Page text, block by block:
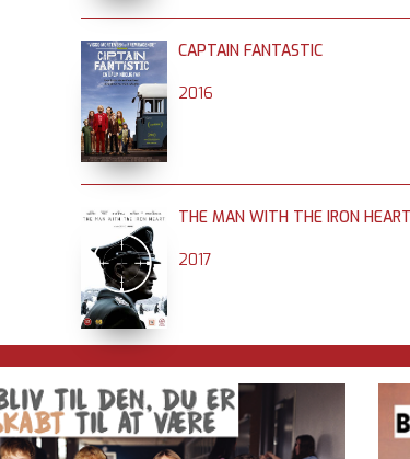
CAPTAIN FANTASTIC
2016
THE MAN WITH THE IRON
2017